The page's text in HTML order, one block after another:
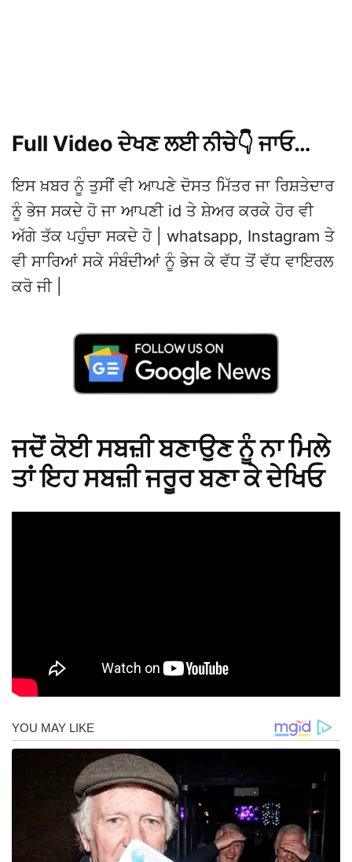
Full Video ਦੇਖਣ ਲਈ ਨੀਚੇ👇 ਜਾਓ…
ਇਸ ਖ਼ਬਰ ਨੂੰ ਤੁਸੀਂ ਵੀ ਆਪਣੇ ਦੋਸਤ ਮਿੱਤਰ ਜਾ ਰਿਸ਼ਤੇਦਾਰ
ਨੂੰ ਭੇਜ ਸਕਦੇ ਹੋ ਜਾ ਆਪਣੀ id ਤੇ ਸ਼ੇਅਰ ਕਰਕੇ ਹੋਰ ਵੀ
ਅੱਗੇ ਤੱਕ ਪਹੁੰਚਾ ਸਕਦੇ ਹੋ | whatsapp, Instagram ਤੇ
ਵੀ ਸਾਰਿਆਂ ਸਕੇ ਸੰਬੰਦੀਆਂ ਨੂੰ ਭੇਜ ਕੇ ਵੱਧ ਤੋਂ ਵੱਧ ਵਾਇਰਲ
ਕਰੋ ਜੀ |
ਜਦੋਂ ਕੋਈ ਸਬਜ਼ੀ ਬਣਾਉਣ ਨੂੰ ਨਾ ਮਿਲੇ
ਤਾਂ ਇਹ ਸਬਜ਼ੀ ਜਰੂਰ ਬਣਾ ਕੇ ਦੇਖਿਓ